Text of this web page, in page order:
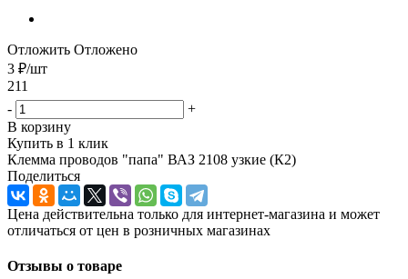
Отложить Отложено
3 ₽/шт
211
-
+
В корзину
Купить в 1 клик
Клемма проводов "папа" ВАЗ 2108 узкие (К2)
Поделиться
Цена действительна только для интернет-магазина и может
отличаться от цен в розничных магазинах
Отзывы о товаре